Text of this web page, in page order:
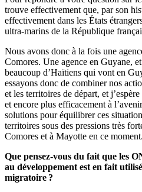
trouve effectivement que, par son
effectivement dans les États
ultra-marins de la République
Nous avons donc à la fois une
Comores. Une agence en Guyane,
beaucoup d’Haïtiens qui vont en
essayons donc de combiner nos
et les territoires de départ, et
et encore plus efficacement à
solutions pour équilibrer ces
territoires sous des pressions très
Comores et à Mayotte en ce moment.
Que pensez-vous du fait que les
au développement est en fait
migratoire ?